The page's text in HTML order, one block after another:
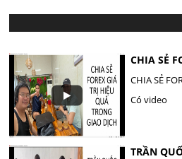
CHIA SẺ
CHIA SẺ
Có video
TRẦN